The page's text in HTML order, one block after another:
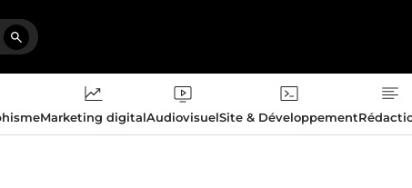
Marketing digitalAudiovisuelSite & Développement